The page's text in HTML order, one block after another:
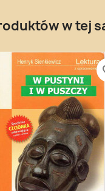
w tej